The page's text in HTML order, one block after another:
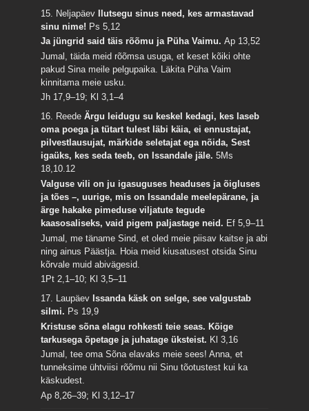
15. NeljapäevIlutsegu sinus need, kes armastavad
sinu nime! Ps 5,12
Ja jüngrid said täis rõõmu ja Püha Vaimu.Ap 13,52
Jumal, täida meid rõõmsa usuga, et keset kõiki ohte
pakud Sina meile pelgupaika. Läkita Püha Vaim
kinnitama meie usku.
Jh 17,9–19; Kl 3,1–4
16. ReedeÄrgu leidugu su keskel kedagi, kes laseb
oma poega ja tütart tulest läbi käia, ei ennustajat,
pilvestlausujat, märkide seletajat ega nõida, Sest
igaüks, kes seda teeb, on Issandale jäle.5Ms
18,10.12
Valguse vili on ju igasuguses headuses ja õigluses
ja tões –, uurige, mis on Issandale meelepärane, ja
ärge hakake pimeduse viljatute tegude
kaasosaliseks, vaid pigem paljastage neid. Ef 5,9–11
Jumal, me täname Sind, et oled meie piisav kaitse ja abi
ning ainus Päästja. Hoia meid kiusatusest otsida Sinu
kõrvale muid abivägesid.
1Pt 2,1–10; Kl 3,5–11
17. Laupäev Issanda käsk on selge, see valgustab
silmi. Ps 19,9
Kristuse sõna elagu rohkesti teie seas. Kõige
tarkusega õpetage ja juhatage üksteist. Kl 3,16
Jumal, tee oma Sõna elavaks meie sees! Anna, et
tunneksime ühtviisi rõõmu nii Sinu tõotustest kui ka
käskudest.
Ap 8,26–39; Kl 3,12–17